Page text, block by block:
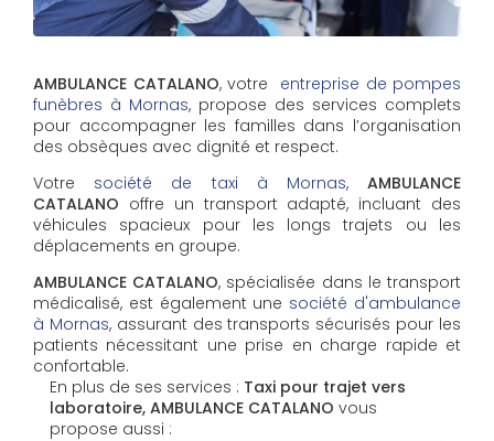
AMBULANCE CATALANO, votre entreprise de pompes
funèbres à Mornas, propose des services complets
pour accompagner les familles dans l’organisation
des obsèques avec dignité et respect.
Votre société de taxi à Mornas,AMBULANCE
CATALANO offre un transport adapté, incluant des
véhicules spacieux pour les longs trajets ou les
déplacements en groupe.
AMBULANCE CATALANO, spécialisée dans le transport
médicalisé, est également une société d'ambulance
à Mornas, assurant des transports sécurisés pour les
patients nécessitant une prise en charge rapide et
confortable.
En plus de ses services : Taxi pour trajet vers
laboratoire, AMBULANCE CATALANO vous
propose aussi :